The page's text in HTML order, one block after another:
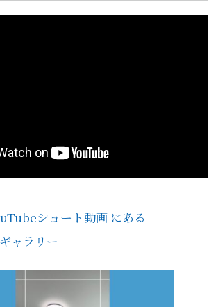
ショート動画 にある
ャラリー